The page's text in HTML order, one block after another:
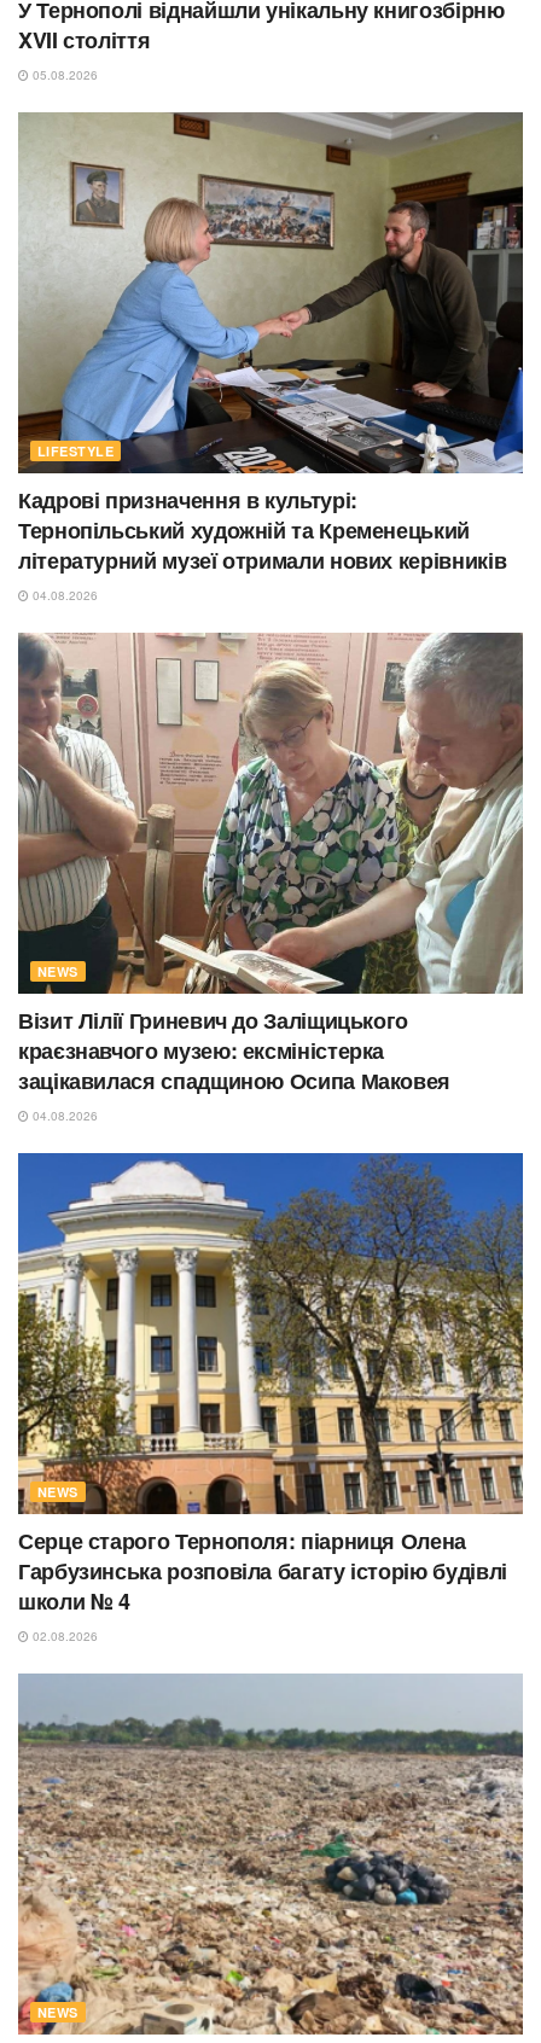
У Тернополі віднайшли унікальну книгозбірню
XVII століття
05.08.2026
LIFESTYLE
Кадрові призначення в культурі:
Тернопільський художній та Кременецький
літературний музеї отримали нових керівників
04.08.2026
NEWS
Візит Лілії Гриневич до Заліщицького
краєзнавчого музею: ексміністерка
зацікавилася спадщиною Осипа Маковея
04.08.2026
NEWS
Серце старого Тернополя: піарниця Олена
Гарбузинська розповіла багату історію будівлі
школи № 4
02.08.2026
NEWS